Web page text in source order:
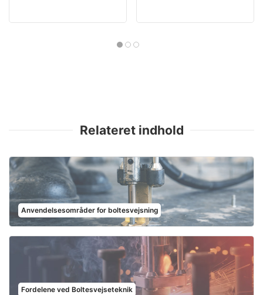
Relateret indhold
Anvendelsesområder for boltesvejsning
Fordelene ved Boltesvejseteknik